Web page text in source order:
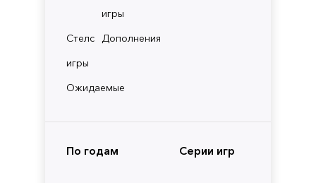
игры
Стелс
игры
Дополнения
Ожидаемые
По годам Серии игр